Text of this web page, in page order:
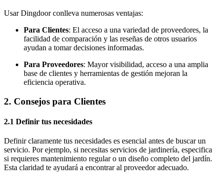
Usar Dingdoor conlleva numerosas ventajas:
Para Clientes: El acceso a una variedad de proveedores, la
facilidad de comparación y las reseñas de otros usuarios
ayudan a tomar decisiones informadas.
Para Proveedores: Mayor visibilidad, acceso a una amplia
base de clientes y herramientas de gestión mejoran la
eficiencia operativa.
2. Consejos para Clientes
2.1 Definir tus necesidades
Definir claramente tus necesidades es esencial antes de buscar un
servicio. Por ejemplo, si necesitas servicios de jardinería, especifica
si requieres mantenimiento regular o un diseño completo del jardín.
Esta claridad te ayudará a encontrar al proveedor adecuado.